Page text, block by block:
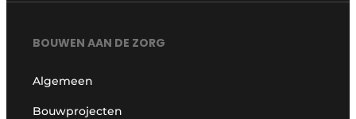
BOUWEN AAN DE ZORG
Algemeen
Bouwprojecten